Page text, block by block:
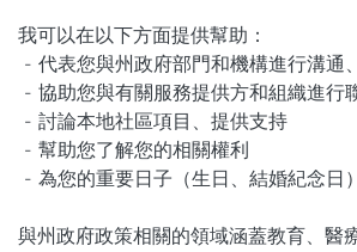
我可以在以下方面提供幫助：
- 代表您與州政府部門和機構進行溝通
- 協助您與有關服務提供方和組織進行
- 討論本地社區項目、提供支持
- 幫助您了解您的相關權利
- 為您的重要日子（生日、結婚紀念日
與州政府政策相關的領域涵蓋教育、醫